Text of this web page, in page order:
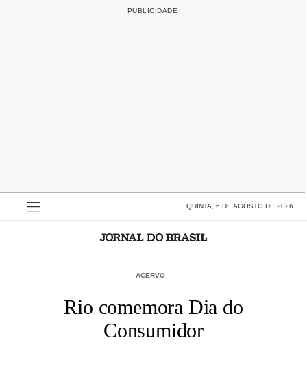
QUINTA, 6 DE AGOSTO DE 2026
ACERVO
Rio comemora Dia do
Consumidor